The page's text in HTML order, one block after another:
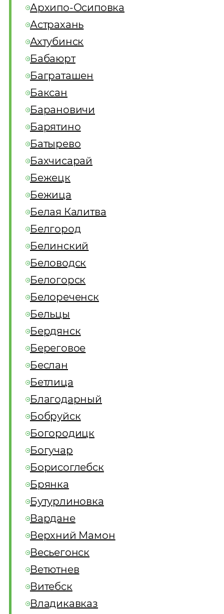
Архипо-Осиповка
Астрахань
Ахтубинск
Бабаюрт
Баграташен
Баксан
Барановичи
Барятино
Батырево
Бахчисарай
Бежецк
Бежица
Белая Калитва
Белгород
Белинский
Беловодск
Белогорск
Белореченск
Бельцы
Бердянск
Береговое
Беслан
Бетлица
Благодарный
Бобруйск
Богородицк
Богучар
Борисоглебск
Брянка
Бутурлиновка
Вардане
Верхний Мамон
Весьегонск
Ветютнев
Витебск
Владикавказ